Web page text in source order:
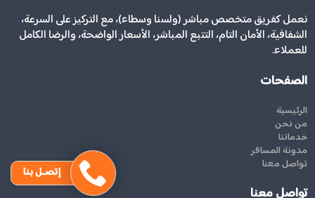
نعمل كفريق متخصص مباشر (ولسنا وسطاء)، مع التركيز على السرعة،
الشفافية، الأمان التام، التتبع المباشر، الأسعار الواضحة، والرضا الكامل
للعملاء.
الصفحات
الرئيسية
من نحن
خدماتنا
مدونة المسافر
تواصل معنا إتصـل بنا